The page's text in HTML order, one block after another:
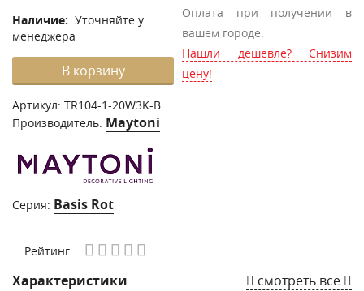
Наличие: Уточняйте у
менеджера
В корзину
Артикул: TR104-1-20W3K-B
Производитель: Maytoni
Серия: Basis Rot
Оплата при получении в
вашем городе.
Нашли дешевле? Снизим
цену!
Рейтинг:
Характеристики смотреть все